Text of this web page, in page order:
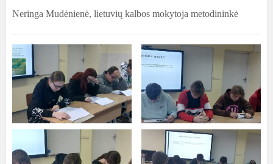
Neringa Mudėnienė, lietuvių kalbos mokytoja metodininkė